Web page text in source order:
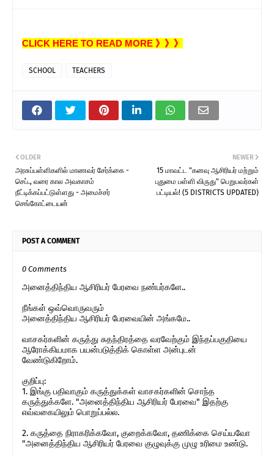
CLICK HERE TO READ MORE 》》》
SCHOOL TEACHERS
NEWER
15 மாவட்ட "கனவு ஆசிரியர் மற்றும்
புதுமை பள்ளி விருது" பெறுபவர்கள்
பட்டியல்! (5 DISTRICTS UPDATED)
OLDER
அரசுப்பள்ளிகளில் மாணவர் சேர்க்கை -
செப்., வரை கால அவகாசம்
நீட்டிக்கப்பட்டுள்ளது - அமைச்சர்
செங்கோட்டையன்
POST A COMMENT
0 Comments
அனைத்திந்திய ஆசிரியர் பேரவை நண்பர்களே..
நீங்கள் ஒவ்வொருவரும்
அனைத்திந்திய ஆசிரியர் பேரவையின் அங்கமே..
வாசகர்களின் கருத்து சுதந்திரத்தை வரவேற்கும் இந்தப்பகுதியை
ஆரோக்கியமாக பயன்படுத்திக் கொள்ள அன்புடன்
வேண்டுகிறோம்.
குறிப்பு:
1. இங்கு பதிவாகும் கருத்துக்கள் வாசகர்களின் சொந்த
கருத்துக்களே. "அனைத்திந்திய ஆசிரியர் பேரவை" இதற்கு
எவ்வகையிலும் பொறுப்பல்ல.
2. கருத்தை நிராகரிக்கவோ, குறைக்கவோ, தணிக்கை செய்யவோ
"அனைத்திந்திய ஆசிரியர் பேரவை குழுவுக்கு முழு உரிமை உண்டு.